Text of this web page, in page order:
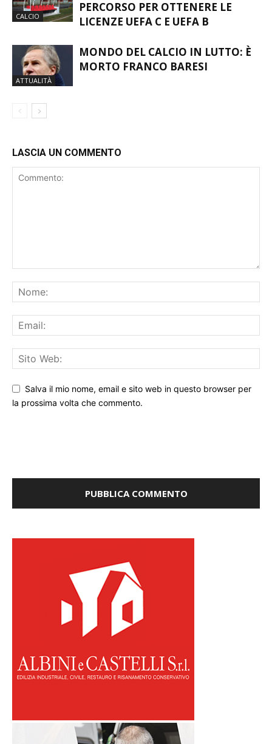
CALCIO
PERCORSO PER OTTENERE LE
LICENZE UEFA C E UEFA B
ATTUALITÀ
MONDO DEL CALCIO IN LUTTO: È
MORTO FRANCO BARESI
LASCIA UN COMMENTO
Salva il mio nome, email e sito web in questo browser per
la prossima volta che commento.